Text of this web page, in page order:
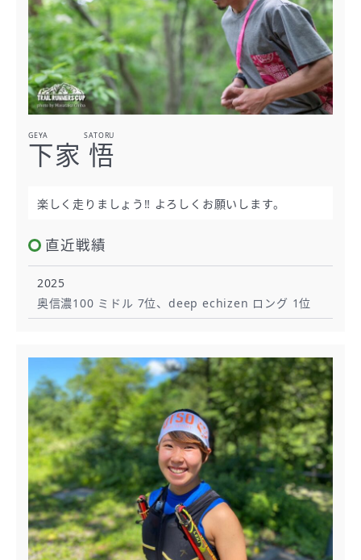
下家 悟
GEYA SATORU
楽しく走りましょう‼︎ よろしくお願いします。
直近戦績
2025
奥信濃100 ミドル 7位、deep echizen ロング 1位